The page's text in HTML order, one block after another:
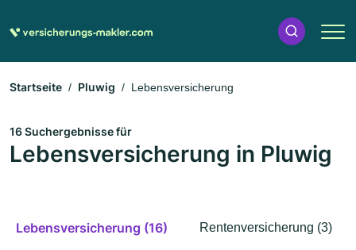
Startseite Pluwig Lebensversicherung
16 Suchergebnisse für
Lebensversicherung in Pluwig
Lebensversicherung (16) Rentenversicherung (3)